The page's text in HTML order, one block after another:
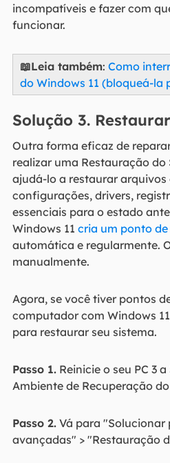
incompatíveis e fazer com
funcionar.
📖Leia também: Como
do Windows 11 (bloqueá-la
Solução 3.
Outra forma eficaz de
realizar uma Restauração do
ajudá-lo a restaurar arquivos
configurações, drivers,
essenciais para o estado
Windows 11 cria um ponto
automática e regularmente.
manualmente.
Agora, se você tiver pontos
computador com Windows
para restaurar seu sistema.
Passo 1.Reinicie o seu PC 3
Ambiente de Recuperação
Passo 2.Vá para "Solucionar
avançadas" > "Restauração